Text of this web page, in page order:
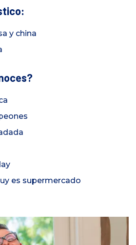
y china
es supermercado